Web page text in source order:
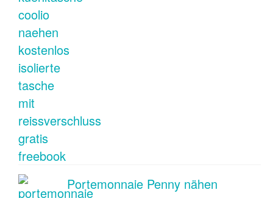
Portemonnaie Penny nähen